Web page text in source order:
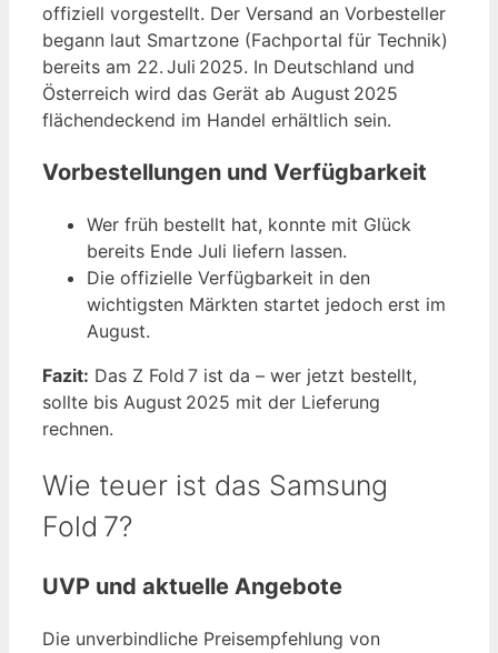
offiziell vorgestellt. Der Versand an Vorbesteller
begann laut Smartzone (Fachportal für Technik)
bereits am 22. Juli 2025. In Deutschland und
Österreich wird das Gerät ab August 2025
flächendeckend im Handel erhältlich sein.
Vorbestellungen und Verfügbarkeit
Wer früh bestellt hat, konnte mit Glück
bereits Ende Juli liefern lassen.
Die offizielle Verfügbarkeit in den
wichtigsten Märkten startet jedoch erst im
August.
Fazit: Das Z Fold 7 ist da – wer jetzt bestellt,
sollte bis August 2025 mit der Lieferung
rechnen.
Wie teuer ist das Samsung
Fold 7?
UVP und aktuelle Angebote
Die unverbindliche Preisempfehlung von